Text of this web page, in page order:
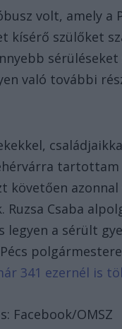
volt, amely a
szülőket
való további
követően
Ruzsa Csaba
legyen a sérült
341 ezernél is
Facebook/OMSZ